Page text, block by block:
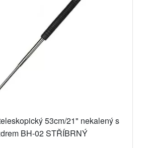
53cm/21" nekalený s
BH-02 STŘÍBRNÝ